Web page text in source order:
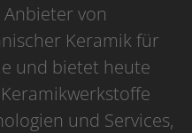
von
Keramik für
und bietet heute
und Services,